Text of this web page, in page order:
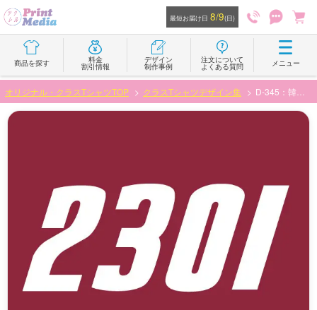
最短お届け日 8/9(日)
商品を探す 料金
割引情報
デザイン
制作事例
注文について
よくある質問 メニュー
オリジナル・クラスTシャツTOP クラスTシャツデザイン集